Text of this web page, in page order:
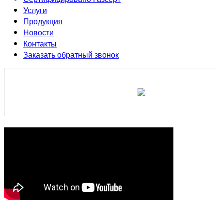
Услуги
Продукция
Новости
Контакты
Заказать обратный звонок